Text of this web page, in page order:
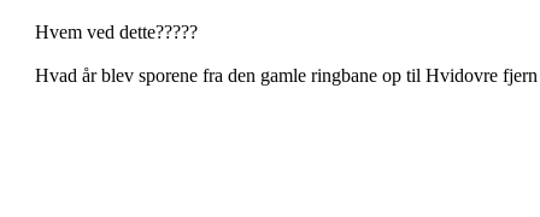
Hvem ved dette?????
Hvad år blev sporene fra den gamle ringbane op til Hvidovre fjern